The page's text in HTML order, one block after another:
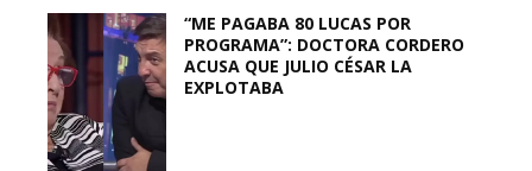
“ME PAGABA 80 LUCAS POR
PROGRAMA”: DOCTORA CORDERO
ACUSA QUE JULIO CÉSAR LA
EXPLOTABA